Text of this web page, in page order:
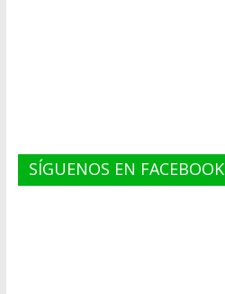
SÍGUENOS EN FACEBOOK